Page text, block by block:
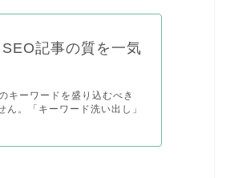
記事の質を一気
キーワードを盛り込むべき
。「キーワード洗い出し」